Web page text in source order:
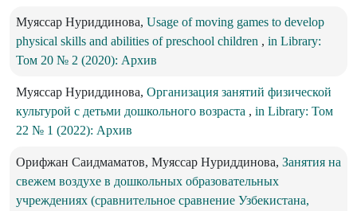
Муяссар Нуриддинова, Usage of moving games to develop
physical skills and abilities of preschool children , in Library:
Том 20 № 2 (2020): Архив
Муяссар Нуриддинова, Организация занятий физической
культурой с детьми дошкольного возраста , in Library: Том
22 № 1 (2022): Архив
Орифжан Саидмаматов, Муяссар Нуриддинова, Занятия на
свежем воздухе в дошкольных образовательных
учреждениях (сравнительное сравнение Узбекистана,